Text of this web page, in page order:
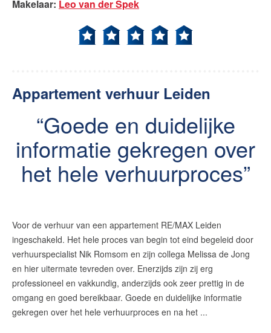
Makelaar: Leo van der Spek
Appartement verhuur Leiden
Goede en duidelijke
informatie gekregen over
het hele verhuurproces
Voor de verhuur van een appartement RE/MAX Leiden
ingeschakeld. Het hele proces van begin tot eind begeleid door
verhuurspecialist Nik Romsom en zijn collega Melissa de Jong
en hier uitermate tevreden over. Enerzijds zijn zij erg
professioneel en vakkundig, anderzijds ook zeer prettig in de
omgang en goed bereikbaar. Goede en duidelijke informatie
gekregen over het hele verhuurproces en na het ...